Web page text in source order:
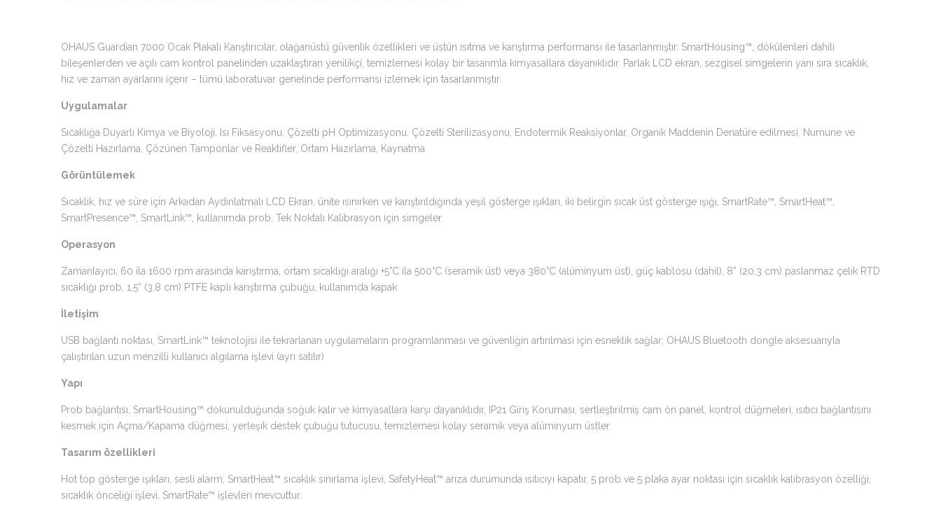
OHAUS Guardian 7000 Ocak Plakalı Karıştırıcılar, olağanüstü güvenlik özellikleri ve üstün ısıtma ve karıştırma performansı ile tasarlanmıştır. SmartHousing™, dökülenleri dahili
bileşenlerden ve açılı cam kontrol panelinden uzaklaştıran yenilikçi, temizlemesi kolay bir tasarımla kimyasallara dayanıklıdır. Parlak LCD ekran, sezgisel simgelerin yanı sıra sıcaklık,
hız ve zaman ayarlarını içerir – tümü laboratuvar genelinde performansı izlemek için tasarlanmıştır.
Uygulamalar
Sıcaklığa Duyarlı Kimya ve Biyoloji, Isı Fiksasyonu, Çözelti pH Optimizasyonu, Çözelti Sterilizasyonu, Endotermik Reaksiyonlar, Organik Maddenin Denatüre edilmesi, Numune ve
Çözelti Hazırlama, Çözünen Tamponlar ve Reaktifler, Ortam Hazırlama, Kaynatma
Görüntülemek
Sıcaklık, hız ve süre için Arkadan Aydınlatmalı LCD Ekran, ünite ısınırken ve karıştırıldığında yeşil gösterge ışıkları, iki belirgin sıcak üst gösterge ışığı, SmartRate™, SmartHeat™,
SmartPresence™, SmartLink™, kullanımda prob, Tek Noktalı Kalibrasyon için simgeler
Operasyon
Zamanlayıcı, 60 ila 1600 rpm arasında karıştırma, ortam sıcaklığı aralığı +5°C ila 500°C (seramik üst) veya 380°C (alüminyum üst), güç kablosu (dahil), 8” (20,3 cm) paslanmaz çelik RTD
sıcaklığı prob, 1,5” (3,8 cm) PTFE kaplı karıştırma çubuğu, kullanımda kapak
İletişim
USB bağlantı noktası, SmartLink™ teknolojisi ile tekrarlanan uygulamaların programlanması ve güvenliğin artırılması için esneklik sağlar; OHAUS Bluetooth dongle aksesuarıyla
çalıştırılan uzun menzilli kullanıcı algılama işlevi (ayrı satılır)
Yapı
Prob bağlantısı, SmartHousing™ dokunulduğunda soğuk kalır ve kimyasallara karşı dayanıklıdır, IP21 Giriş Koruması, sertleştirilmiş cam ön panel, kontrol düğmeleri, ısıtıcı bağlantısını
kesmek için Açma/Kapama düğmesi, yerleşik destek çubuğu tutucusu, temizlemesi kolay seramik veya alüminyum üstler
Tasarım özellikleri
Hot top gösterge ışıkları, sesli alarm, SmartHeat™ sıcaklık sınırlama işlevi, SafetyHeat™ arıza durumunda ısıtıcıyı kapatır, 5 prob ve 5 plaka ayar noktası için sıcaklık kalibrasyon özelliği,
sıcaklık önceliği işlevi, SmartRate™ işlevleri mevcuttur.